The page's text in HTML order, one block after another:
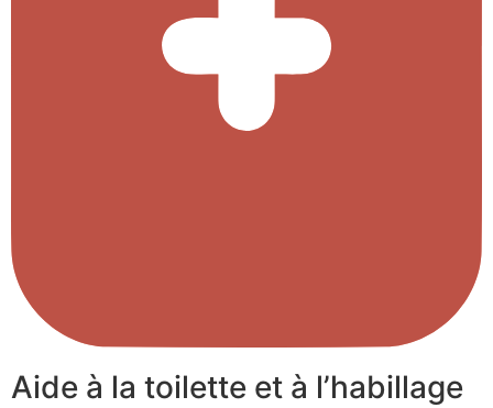
Aide à la toilette et à l’habillage